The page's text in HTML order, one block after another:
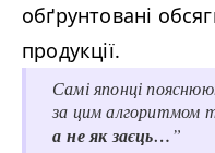
обґрунтовані
продукції.
Самі японці
за цим алгоритмом
а не як заєць…”